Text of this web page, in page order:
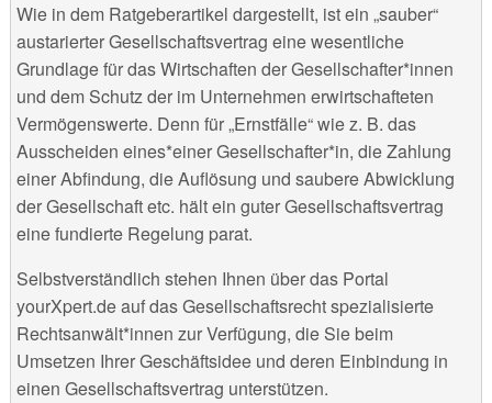
Wie in dem Ratgeberartikel dargestellt, ist ein „sauber“
austarierter Gesellschaftsvertrag eine wesentliche
Grundlage für das Wirtschaften der Gesellschafter*innen
und dem Schutz der im Unternehmen erwirtschafteten
Vermögenswerte. Denn für „Ernstfälle“ wie z. B. das
Ausscheiden eines*einer Gesellschafter*in, die Zahlung
einer Abfindung, die Auflösung und saubere Abwicklung
der Gesellschaft etc. hält ein guter Gesellschaftsvertrag
eine fundierte Regelung parat.
Selbstverständlich stehen Ihnen über das Portal
yourXpert.de auf das Gesellschaftsrecht spezialisierte
Rechtsanwält*innen zur Verfügung, die Sie beim
Umsetzen Ihrer Geschäftsidee und deren Einbindung in
einen Gesellschaftsvertrag unterstützen.